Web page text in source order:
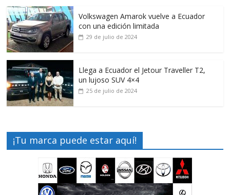
Volkswagen Amarok vuelve a Ecuador
con una edición limitada
29 de julio de 2024
Llega a Ecuador el Jetour Traveller T2,
un lujoso SUV 4×4
25 de julio de 2024
¡Tu marca puede estar aquí!